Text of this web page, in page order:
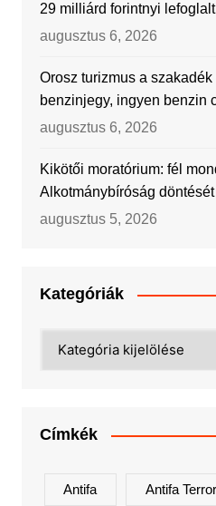
29 milliárd forintnyi
augusztus 6, 2026
Orosz turizmus a
benzinjegy, ingyen benzin
augusztus 6, 2026
Kikötői moratórium: fél
Alkotmánybíróság döntését
augusztus 5, 2026
Kategóriák
Címkék
Antifa Antifa